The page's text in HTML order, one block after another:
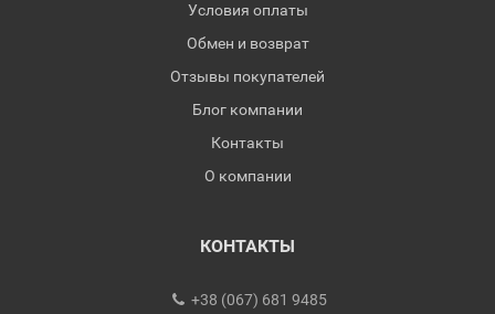
Условия оплаты
Обмен и возврат
Отзывы покупателей
Блог компании
Контакты
О компании
КОНТАКТЫ
+38 (067) 681 9485